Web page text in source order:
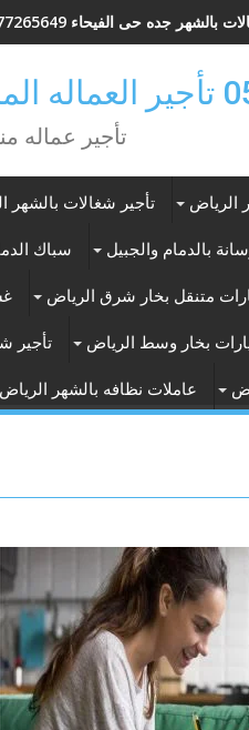
بالشهر جده حى الفيحاء 0577265649
تأجير عماله
الرياض تأجير شغالات بالشهر
بالدمام والجبيل سباك
متنقل بخار شرق الرياض
بخار وسط الرياض تأجير
عاملات نظافه بالشهر الرياض